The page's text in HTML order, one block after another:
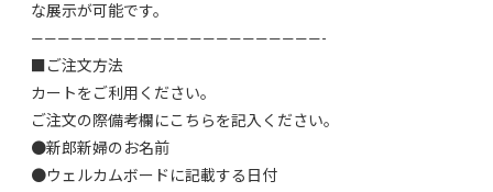
な展示が可能です。
——————————————————————-
■ご注文方法
カートをご利用ください。
ご注文の際備考欄にこちらを記入ください。
●新郎新婦のお名前
●ウェルカムボードに記載する日付